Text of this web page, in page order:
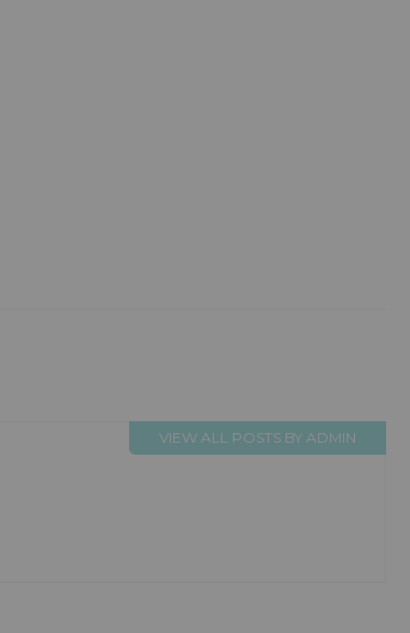
VIEW ALL POSTS BY ADMIN